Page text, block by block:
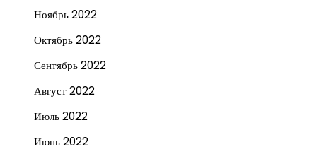
Ноябрь 2022
Октябрь 2022
Сентябрь 2022
Август 2022
Июль 2022
Июнь 2022